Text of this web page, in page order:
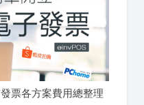
票各方案費用總整理